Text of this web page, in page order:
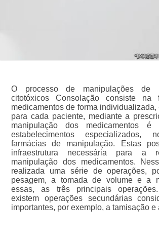
O processo de manipulações de
citotóxicos Consolação consiste na
medicamentos de forma
para cada paciente, mediante a
manipulação dos medicamentos é
estabelecimentos
farmácias de manipulação. Estas
infraestrutura necessária para a
manipulação dos medicamentos.
realizada uma série de operações,
pesagem, a tomada de volume e a
essas, as três principais
existem operações secundárias
importantes, por exemplo, a tamisação e